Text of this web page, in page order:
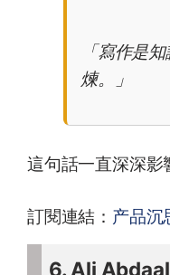
「寫作是
煉。」
這句話一直深深影
訂閱連結： 产品
6. Ali